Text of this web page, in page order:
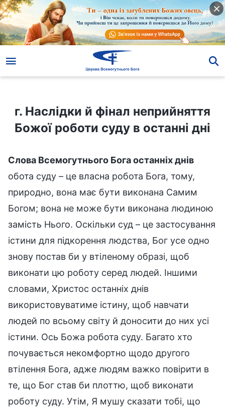
г. Наслідки й фінал неприйняття
Божої роботи суду в останні дні
Слова Всемогутнього Бога останніх днів
обота суду – це власна робота Бога, тому,
природно, вона має бути виконана Самим
Богом; вона не може бути виконана людиною
замість Нього. Оскільки суд – це застосування
істини для підкорення людства, Бог усе одно
знову постав би у втіленому образі, щоб
виконати цю роботу серед людей. Іншими
словами, Христос останніх днів
використовуватиме істину, щоб навчати
людей по всьому світу й доносити до них усі
істини. Ось Божа робота суду. Багато хто
почувається некомфортно щодо другого
втілення Бога, адже людям важко повірити в
те, що Бог став би плоттю, щоб виконати
роботу суду. Утім, Я мушу сказати тобі, що